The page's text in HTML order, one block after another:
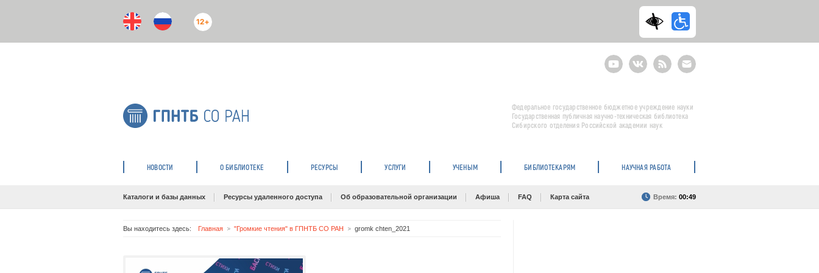
12+
YoutubeВКонтактеRSS
E-
mail
подписка
Федеральное государственное бюджетное учреждение науки
Государственная публичная научно-техническая библиотека
Сибирского отделения Российской академии наук
НОВОСТИ О БИБЛИОТЕКЕ РЕСУРСЫ УСЛУГИ УЧЕНЫМ БИБЛИОТЕКАРЯМ НАУЧНАЯ РАБОТА
Каталоги и базы данных Ресурсы удаленного доступа Об образовательной организации Афиша FAQ Карта сайта Время: 00:49
Вы находитесь здесь: Главная "Громкие чтения" в ГПНТБ СО РАН gromk chten_2021